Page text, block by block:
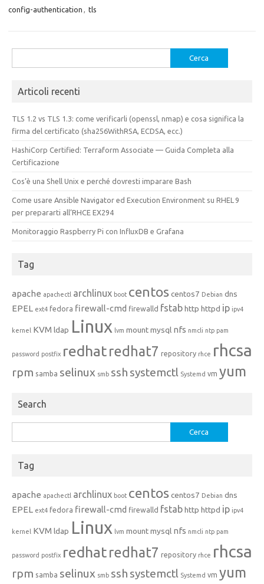
config-authentication , tls
per:
Articoli recenti
TLS 1.2 vs TLS 1.3: come verificarli (openssl, nmap) e cosa significa la
firma del certificato (sha256WithRSA, ECDSA, ecc.)
HashiCorp Certified: Terraform Associate — Guida Completa alla
Certificazione
Cos’è una Shell Unix e perché dovresti imparare Bash
Come usare Ansible Navigator ed Execution Environment su RHEL 9
per prepararti all’RHCE EX294
Monitoraggio Raspberry Pi con InfluxDB e Grafana
Tag
apache apachectl archlinux boot centoscentos7 Debian dns
EPEL ext4 fedora firewall-cmd firewalld fstabhttp httpd ip ipv4
kernel KVM ldap Linux lvm mountmysql nfs nmcli ntp pam
password postfix redhatredhat7 repository rhce rhcsa
rpm samba selinux smb ssh systemctl Systemd vm yum
Search
per:
Tag
apache apachectl archlinux boot centoscentos7 Debian dns
EPEL ext4 fedora firewall-cmd firewalld fstabhttp httpd ip ipv4
kernel KVM ldap Linux lvm mountmysql nfs nmcli ntp pam
password postfix redhatredhat7 repository rhce rhcsa
rpm samba selinux smb ssh systemctl Systemd vm yum